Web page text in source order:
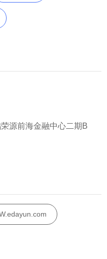
源前海金融中心二期B